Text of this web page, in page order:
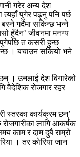
गरेर अन्य देश
पुगेर पढ्नु पनि पर्छ
गर्दैमा सकिन्छ भन्ने
हुँदैन’ जीवनमा मनग्य
त कसरी हुन्छ
। बचाउन सकियो भने
। उनलाई देश बिगारेको
वैदेशिक रोजगार रहर
स्तरका कार्यक्रम छन्’
लागि आकर्षक
काम र दाम दुबै राम्रो
। तर कोरिया जान